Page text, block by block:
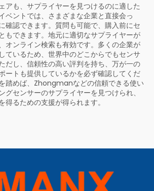
アも、サプライヤーを見つけるのに適した
ベントでは、さまざまな企業と直接会っ
確認できます。質問も可能で、購入前にセ
もできます。地元に適切なサプライヤーが
オンライン検索も有効です。多くの企業が
ているため、世界中のどこからでもセンサ
だし、信頼性の高い評判を持ち、万が一の
ートも提供しているかを必ず確認してくだ
踏めば、Zhongmanなどの信頼できる使い
グセンサーのサプライヤーを見つけられ、
得るための支援が得られます。